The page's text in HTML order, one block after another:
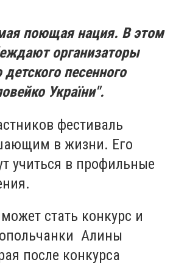
поющая нация. В этом
организаторы
детского песенного
України".
фестиваль
в жизни. Его
учиться в профильные
стать конкурс и
Алины
после конкурса